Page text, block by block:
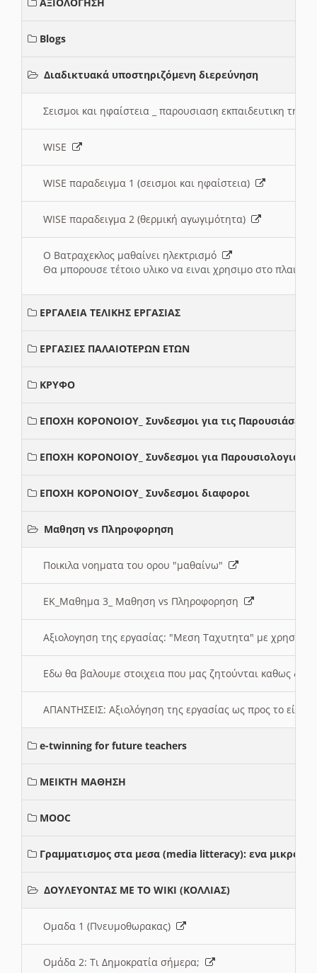
Blogs
Διαδικτυακά υποστηριζόμενη διερεύνηση
Σεισμοι και ηφαίστεια _ παρουσιαση εκπαιδευτικη
WISE
WISE παραδειγμα 1 (σεισμοι και ηφαίστεια)
WISE παραδειγμα 2 (θερμική αγωγιμότητα)
Ο Βατραχεκλος μαθαίνει ηλεκτρισμό
Θα μπορουσε τέτοιο υλικο να ειναι χρησιμο στο
ΕΡΓΑΛΕΙΑ ΤΕΛΙΚΗΣ ΕΡΓΑΣΙΑΣ
ΕΡΓΑΣΙΕΣ ΠΑΛΑΙΟΤΕΡΩΝ ΕΤΩΝ
ΚΡΥΦΟ
ΕΠΟΧΗ ΚΟΡΟΝΟΙΟΥ_ Συνδεσμοι για τις Παρουσιάσεις
ΕΠΟΧΗ ΚΟΡΟΝΟΙΟΥ_ Συνδεσμοι για Παρουσιολογια
ΕΠΟΧΗ ΚΟΡΟΝΟΙΟΥ_ Συνδεσμοι διαφοροι
Μαθηση vs Πληροφορηση
Ποικιλα νοηματα του ορου "μαθαίνω"
ΕΚ_Μαθημα 3_ Μαθηση vs Πληροφορηση
Αξιολογηση της εργασίας: "Μεση Ταχυτητα" με χρηση
Εδω θα βαλουμε στοιχεια που μας ζητούνται καθως
ΑΠΑΝΤΗΣΕΙΣ: Αξιολόγηση της εργασίας ως προς το
e-twinning for future teachers
ΜΕΙΚΤΗ ΜΑΘΗΣΗ
MOOC
Γραμματισμος στα μεσα (media litteracy): ενα μικρο
ΔΟΥΛΕΥΟΝΤΑΣ ΜΕ ΤΟ WIKI (ΚΟΛΛΙΑΣ)
Ομαδα 1 (Πνευμοθωρακας)
Ομάδα 2: Τι Δημοκρατία σήμερα;